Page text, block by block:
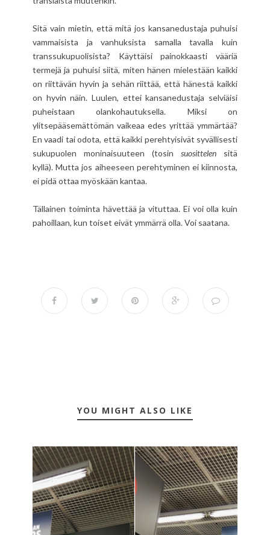
Sitä vain mietin, että mitä jos kansanedustaja puhuisi
vammaisista ja vanhuksista samalla tavalla kuin
transsukupuolisista? Käyttäisi painokkaasti vääriä
termejä ja puhuisi siitä, miten hänen mielestään kaikki
on riittävän hyvin ja sehän riittää, että hänestä kaikki
on hyvin näin. Luulen, ettei kansanedustaja selviäisi
puheistaan olankohautuksella. Miksi on
ylitsepääsemättömän vaikeaa edes yrittää ymmärtää?
En vaadi tai odota, että kaikki perehtyisivät syvällisesti
sukupuolen moninaisuuteen (tosin suosittelen sitä
kyllä). Mutta jos aiheeseen perehtyminen ei kiinnosta,
ei pidä ottaa myöskään kantaa.
Tällainen toiminta hävettää ja vituttaa. Ei voi olla kuin
pahoillaan, kun toiset eivät ymmärrä olla. Voi saatana.
YOU MIGHT ALSO LIKE